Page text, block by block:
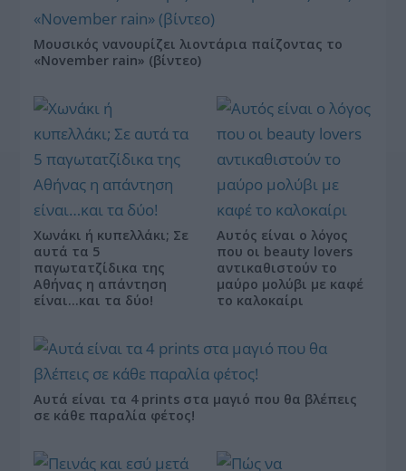
Μουσικός νανουρίζει λιοντάρια παίζοντας το
«November rain» (βίντεο)
Χωνάκι ή κυπελλάκι; Σε
αυτά τα 5
παγωτατζίδικα της
Αθήνας η απάντηση
είναι…και τα δύο!
Αυτός είναι ο λόγος
που οι beauty lovers
αντικαθιστούν το
μαύρο μολύβι με καφέ
το καλοκαίρι
Αυτά είναι τα 4 prints στα μαγιό που θα βλέπεις
σε κάθε παραλία φέτος!